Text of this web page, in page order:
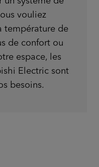
vouliez
température de
de confort ou
espace, les
Electric sont
besoins.